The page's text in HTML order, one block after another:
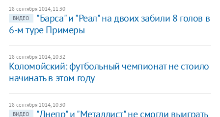
28 сентября 2014, 11:30
ВИДЕО
"Барса" и "Реал" на двоих забили 8 голов в
6-м туре Примеры
28 сентября 2014, 10:32
Коломойский: футбольный чемпионат не стоило
начинать в этом году
28 сентября 2014, 10:30
ВИДЕО
"Днепр" и "Металлист" не смогли выиграть